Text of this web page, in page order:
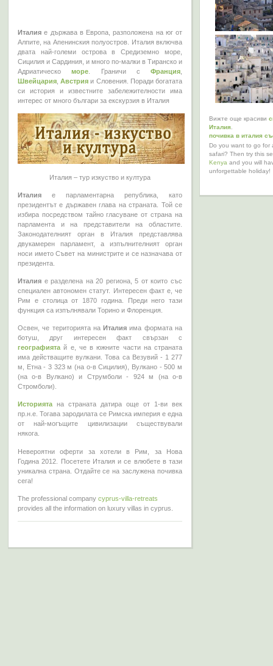
Италия е държава в Европа, разположена на юг от
Алпите, на Апенинския полуостров. Италия включва
двата най-големи острова в Средиземно море,
Сицилия и Сардиния, и много по-малки в Тиранско и
Адриатическоморе . Граничи с Франция
Швейцария ,Австрия и Словения. Поради богатата
си история и известните забележителности има
интерес от много българи за екскурзия в Италия
Италия – тур изкуство и култура
Италия е парламентарна република, като
президентът е държавен глава на страната. Той се
избира посредством тайно гласуване от страна на
парламента и на представители на областите.
Законодателният орган в Италия представлява
двукамерен парламент, а изпълнителният орган
носи името Съвет на министрите и се назначава от
президента.
Италия е разделена на 20 региона, 5 от които със
специален автономен статут. Интересен факт е, че
Рим е столица от 1870 година. Преди него тази
функция са изпълнявали Торино и Флоренция.
Освен, че територията наИталия има формата на
ботуш, друг интересен факт свързан с
географията й е, че в южните части на страната
има действащите вулкани. Това са Везувий - 1 277
м, Етна - 3 323 м (на о-в Сицилия), Вулкано - 500 м
(на о-в Вулкано) и Струмболи - 924 м (на о-в
Стромболи).
Историята на страната датира още от 1-ви век
пр.н.е. Тогава зародилата се Римска империя е една
от най-могъщите цивилизации съществували
някога.
Невероятни оферти за хотели в Рим, за Нова
Година 2012. Посетете Италия и се влюбете в тази
уникална страна. Отдайте се на заслужена почивка
сега!
The professional company cyprus-villa-retreats
provides all the information on luxury villas in cyprus.
Вижте още красиви
Италия.
почивка в италия
Do you want to go for
safari? Then try this
Kenya and you will
unforgettable holiday!